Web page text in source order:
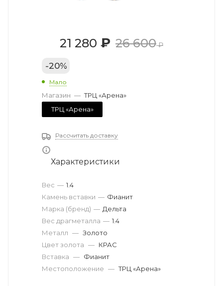
21 280 ₽ 26 600₽
-20%
Мало
Магазин — ТРЦ «Арена»
ТРЦ «Арена»
Рассчитать доставку
Характеристики
Вес драгметалла — 1.4
Марка (бренд) — Дельта
Вес — 1.4
Камень вставки — Фианит
Металл — Золото
Вставка — Фианит
Цвет золота — КРАС
Местоположение — ТРЦ «Арена»